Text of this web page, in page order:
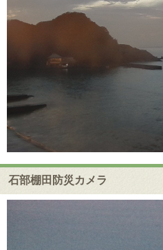
石部棚田防災カメラ